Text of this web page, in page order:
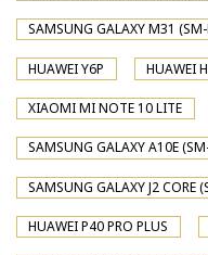
SAMSUNG GALAXY M31
HUAWEI Y6P HUAWEI
XIAOMI MI NOTE 10 LITE
SAMSUNG GALAXY A10E
SAMSUNG GALAXY J2 CORE
HUAWEI P40 PRO PLUS